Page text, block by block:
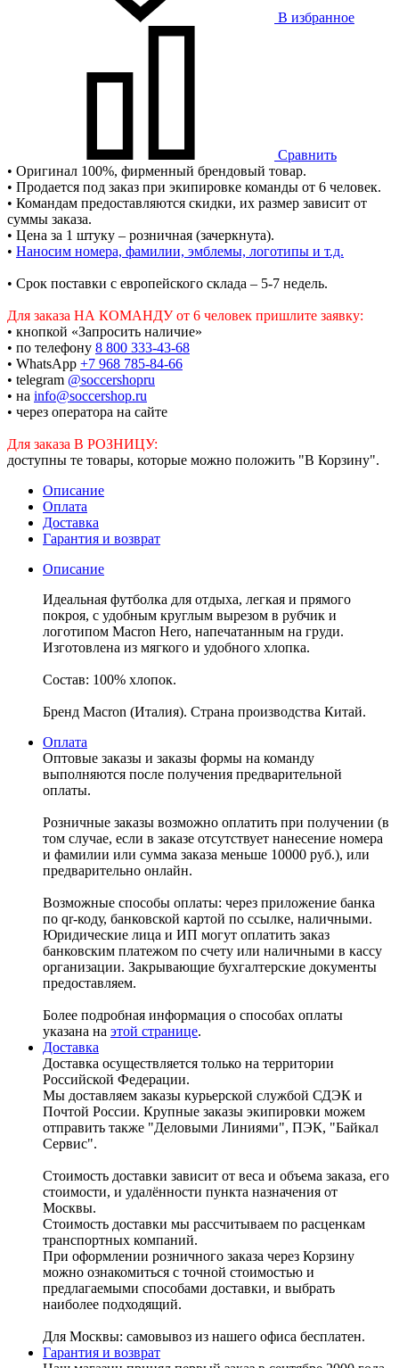
В избранное
Сравнить
• Оригинал 100%, фирменный брендовый товар.
• Продается под заказ при экипировке команды от 6 человек.
• Командам предоставляются скидки, их размер зависит от
суммы заказа.
• Цена за 1 штуку – розничная (зачеркнута).
• Наносим номера, фамилии, эмблемы, логотипы и т.д.
• Срок поставки с европейского склада – 5-7 недель.
Для заказа НА КОМАНДУ от 6 человек пришлите заявку:
• кнопкой «Запросить наличие»
• по телефону 8 800 333-43-68
• WhatsApp +7 968 785-84-66
• telegram @soccershopru
• на info@soccershop.ru
• через оператора на сайте
Для заказа В РОЗНИЦУ:
доступны те товары, которые можно положить "В Корзину".
Описание
Оплата
Доставка
Гарантия и возврат
Описание
Идеальная футболка для отдыха, легкая и прямого
покроя, с удобным круглым вырезом в рубчик и
логотипом Macron Hero, напечатанным на груди.
Изготовлена ​​из мягкого и удобного хлопка.
Состав: 100% хлопок.
Бренд Macron (Италия). Страна производства Китай.
Оплата
Оптовые заказы и заказы формы на команду
выполняются после получения предварительной
оплаты.
Розничные заказы возможно оплатить при получении (в
том случае, если в заказе отсутствует нанесение номера
и фамилии или сумма заказа меньше 10000 руб.), или
предварительно онлайн.
Возможные способы оплаты: через приложение банка
по qr-коду, банковской картой по ссылке, наличными.
Юридические лица и ИП могут оплатить заказ
банковским платежом по счету или наличными в кассу
организации. Закрывающие бухгалтерские документы
предоставляем.
Более подробная информация о способах оплаты
указана на этой странице.
Доставка
Доставка осуществляется только на территории
Российской Федерации.
Мы доставляем заказы курьерской службой СДЭК и
Почтой России. Крупные заказы экипировки можем
отправить также "Деловыми Линиями", ПЭК, "Байкал
Сервис".
Стоимость доставки зависит от веса и объема заказа, его
стоимости, и удалённости пункта назначения от
Москвы.
Стоимость доставки мы рассчитываем по расценкам
транспортных компаний.
При оформлении розничного заказа через Корзину
можно ознакомиться с точной стоимостью и
предлагаемыми способами доставки, и выбрать
наиболее подходящий.
Для Москвы: самовывоз из нашего офиса бесплатен.
Гарантия и возврат